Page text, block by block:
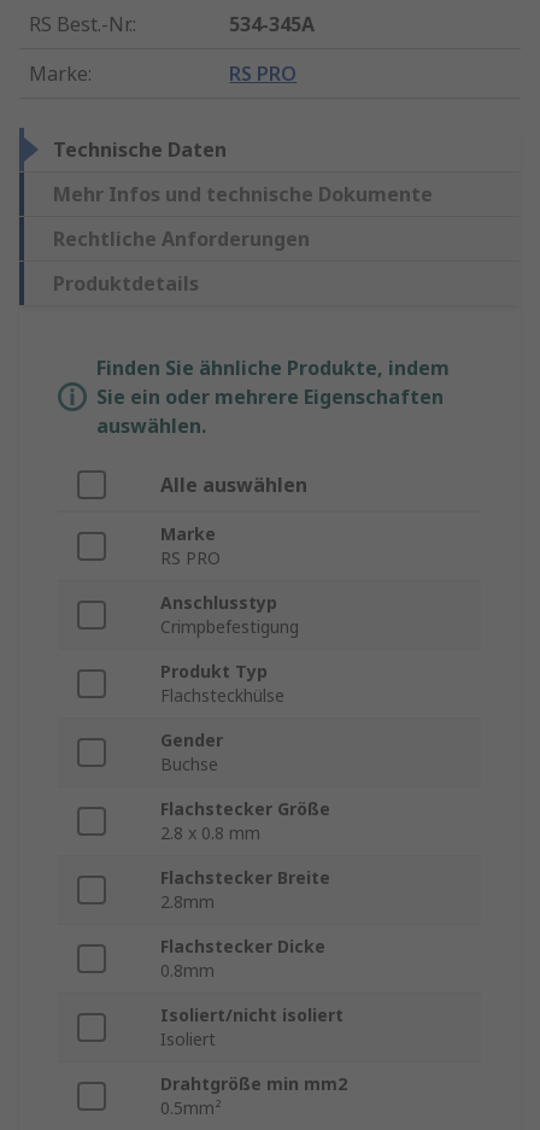
RS Best.-Nr.:
534-345A
Marke: RS PRO
Technische Daten
Mehr Infos und technische Dokumente
Rechtliche Anforderungen
Produktdetails
Finden Sie ähnliche Produkte, indem
Sie ein oder mehrere Eigenschaften
auswählen.
Alle auswählen
Marke
RS PRO
Anschlusstyp
Crimpbefestigung
Produkt Typ
Flachsteckhülse
Gender
Buchse
Flachstecker Größe
2.8 x 0.8 mm
Flachstecker Breite
2.8mm
Flachstecker Dicke
0.8mm
Isoliert/nicht isoliert
Isoliert
Drahtgröße min mm2
0.5mm²